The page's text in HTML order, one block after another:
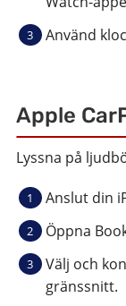
Använd
Apple
Lyssna på
Anslut din
Öppna
Välj och
gränssnitt.